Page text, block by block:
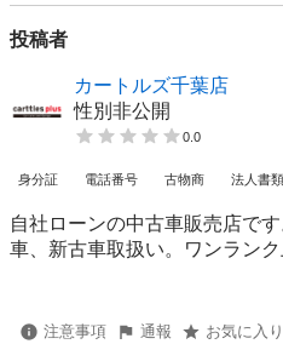
投稿者
カートルズ千葉店
性別非公開
0.0
身分証 電話番号 古物商 法人書類
自社ローンの中古車販売店で
車、新古車取扱い。ワンラン
注意事項 通報 お気に入り